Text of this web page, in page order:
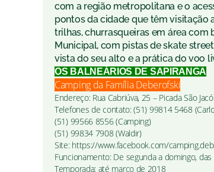
com a região metropolitana e o
pontos da cidade que têm visitação
trilhas, churrasqueiras em área
Municipal, com pistas de skate
vista do seu alto e a prática do voo
OS BALNEÁRIOS DE SAPIRANGA
Camping da Família Deberofski
Endereço: Rua Cabriúva, 25 – Picada São
Telefones de contato: (51) 99814 5468
(51) 99566 8556 (Camping)
(51) 99834 7908 (Waldir)
Site: https://www.facebook.com/
Funcionamento: De segunda a domingo,
Temporada: até março de 2018